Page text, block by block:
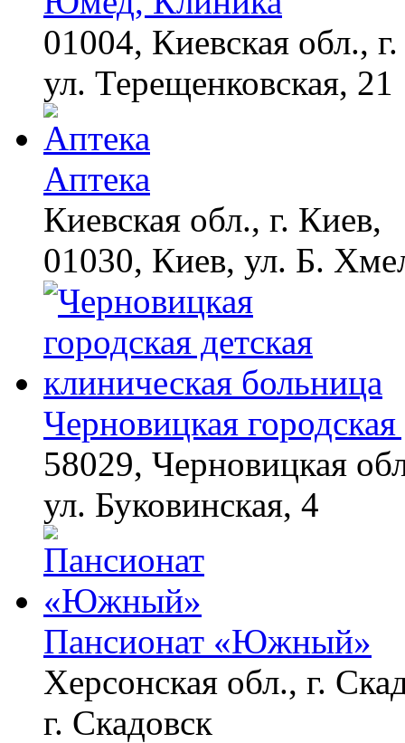
грибок за 5 дней!
i
Даже самый
запущенный грибок
если перед сном…
Ролик из Омска: вы
будете смеяться долго
i
За 5 дней исчезнет
застарелый грибок:
вот хитрость
01004, Киевская обл.,
ул. Терещенковская, 21
Аптека
Киевская обл., г. Киев,
01030, Киев, ул. Б.
Черновицкая
58029, Черновицкая
ул. Буковинская, 4
Пансионат «Южный»
Херсонская обл., г.
г. Скадовск